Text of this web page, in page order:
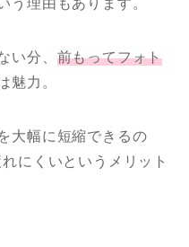
い分、 前もってフォト
魅力。
大幅に短縮できるの
にくいというメリット